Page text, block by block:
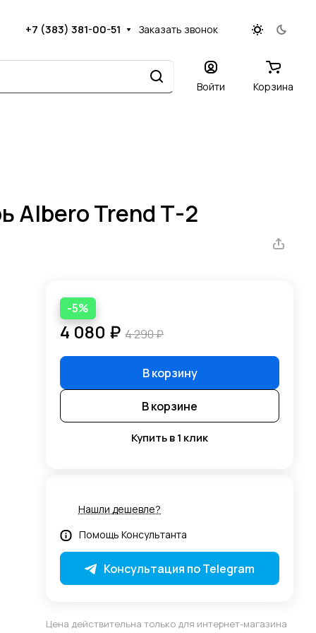
+7 (383) 381-00-51 Заказать звонок
Войти Корзина
Albero Trend Т-2
-5%
4 080 ₽ 4 290 ₽
В корзину
В корзине
Купить в 1 клик
Нашли дешевле?
Помощь Консультанта
Консультация по Telegram
Цена действительна только для интернет-магазина